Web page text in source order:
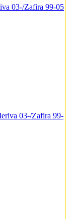
03-/Zafira 99-05
03-/Zafira 99-